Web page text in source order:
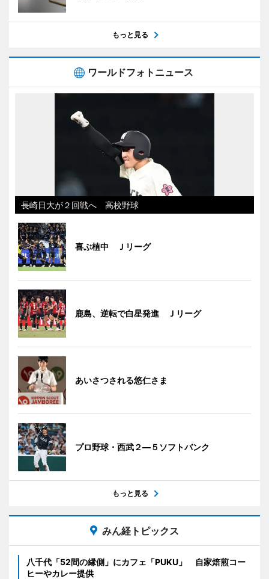
もっと見る
ワールドフォトニュース
長崎日大が２回戦へ 高校野球
喜ぶ植中 Ｊリーグ
鹿島、逆転で白星発進 Ｊリーグ
あいさつされる悠仁さま
プロ野球・西武２―５ソフトバンク
もっと見る
みん経トピックス
八千代「52間の縁側」にカフェ「PUKU」 自家焙煎コー
ヒーやカレー提供